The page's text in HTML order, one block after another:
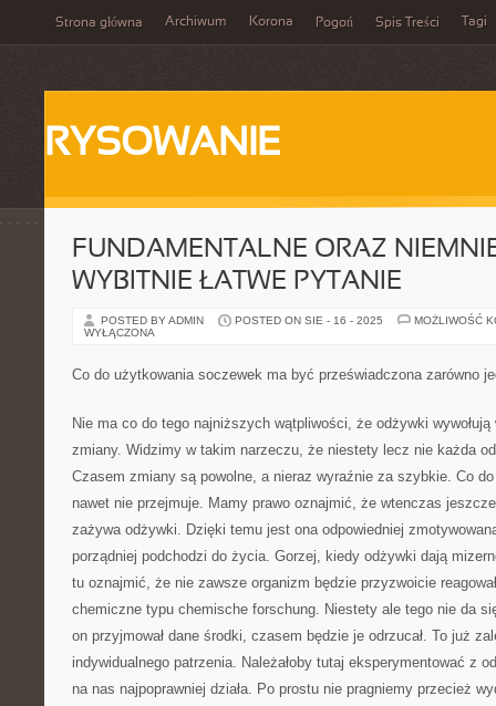
Strona główna Archiwum Korona Pogoń Spis Treści Tagi
RYSOWANIE
FUNDAMENTALNE ORAZ
WYBITNIE ŁATWE PYTANIE
POSTED BY ADMIN POSTED ON SIE - 16 - 2025
MOŻLIWOŚĆ
WYŁĄCZONA
Co do użytkowania soczewek ma być przeświadczona zarówno
Nie ma co do tego najniższych wątpliwości, że odżywki
zmiany. Widzimy w takim narzeczu, że niestety lecz nie każda
Czasem zmiany są powolne, a nieraz wyraźnie za szybkie. Co
nawet nie przejmuje. Mamy prawo oznajmić, że wtenczas
zażywa odżywki. Dzięki temu jest ona odpowiedniej
porządniej podchodzi do życia. Gorzej, kiedy odżywki dają
tu oznajmić, że nie zawsze organizm będzie przyzwoicie
chemiczne typu chemische forschung. Niestety ale tego nie da
on przyjmował dane środki, czasem będzie je odrzucał. To już
indywidualnego patrzenia. Należałoby tutaj eksperymentować z
na nas najpoprawniej działa. Po prostu nie pragniemy przecież